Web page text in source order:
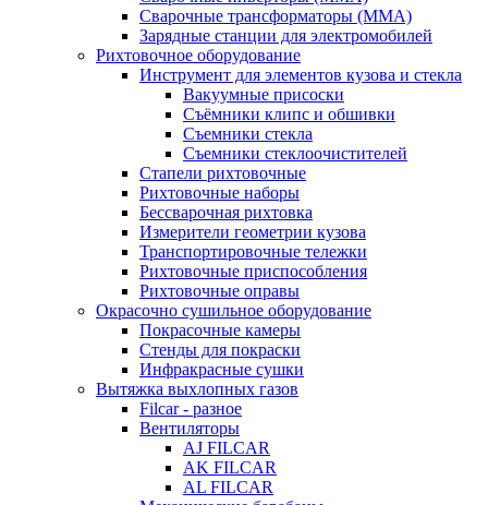
Сварочные трансформаторы (MMA)
Зарядные станции для электромобилей
Рихтовочное оборудование
Инструмент для элементов кузова и стекла
Вакуумные присоски
Съёмники клипс и обшивки
Съемники стекла
Съемники стеклоочистителей
Стапели рихтовочные
Рихтовочные наборы
Бессварочная рихтовка
Измерители геометрии кузова
Транспортировочные тележки
Рихтовочные приспособления
Рихтовочные оправы
Окрасочно сушильное оборудование
Покрасочные камеры
Стенды для покраски
Инфракрасные сушки
Вытяжка выхлопных газов
Filcar - разное
Вентиляторы
AJ FILCAR
AK FILCAR
AL FILCAR